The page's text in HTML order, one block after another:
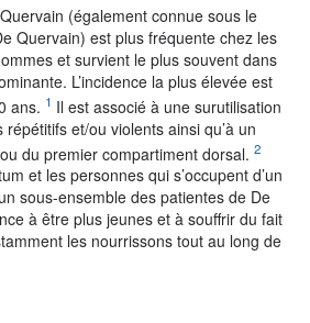
(également connue sous le
Quervain) est plus fréquente chez les
et survient le plus souvent dans
L’incidence la plus élevée est
ans. 1 Il est associé à une surutilisation
et/ou violents ainsi qu’à un
du premier compartiment dorsal. 2
et les personnes qui s’occupent d’un
sous-ensemble des patientes de De
à être plus jeunes et à souffrir du fait
les nourrissons tout au long de